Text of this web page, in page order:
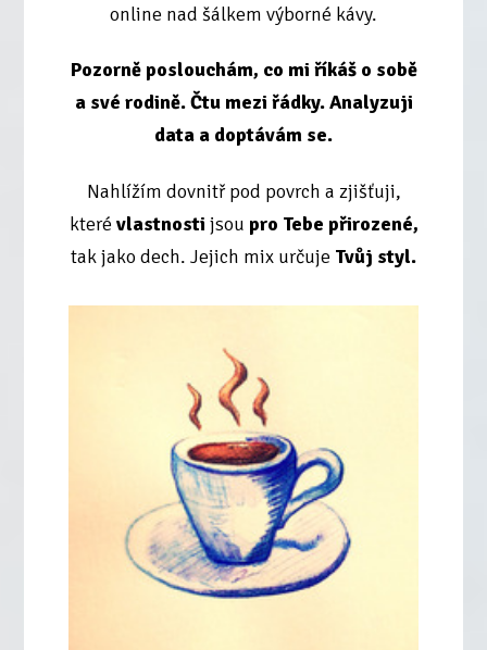
online nad šálkem výborné kávy.
Pozorně poslouchám, co mi říkáš o sobě
a své rodině. Čtu mezi řádky. Analyzuji
data a doptávám se.
Nahlížím dovnitř pod povrch a zjišťuji,
které vlastnosti jsou pro Tebe přirozené,
tak jako dech. Jejich mix určuje Tvůj styl.